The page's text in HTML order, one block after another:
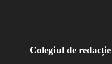
Colegiul de redacție